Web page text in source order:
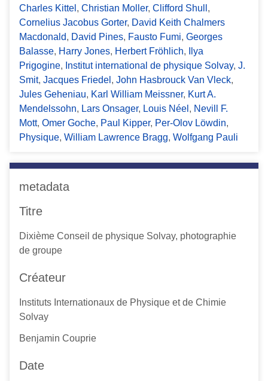
Charles Kittel , Christian Moller, Clifford Shull ,
Cornelius Jacobus Gorter, David Keith Chalmers
Macdonald, David Pines, Fausto Fumi, Georges
Balasse, Harry Jones, Herbert Fröhlich,
Ilya
Prigogine, Institut international de physique Solvay, J.
Smit, Jacques Friedel , John Hasbrouck Van Vleck,
Jules Geheniau, Karl William Meissner, Kurt A.
Mendelssohn, Lars Onsager, Louis Néel , Nevill F.
Mott, Omer Goche, Paul Kipper, Per-Olov Löwdin,
Physique, William Lawrence Bragg, Wolfgang Pauli
metadata
Titre
Dixième Conseil de physique Solvay, photographie
de groupe
Créateur
Instituts Internationaux de Physique et de Chimie
Solvay
Benjamin Couprie
Date